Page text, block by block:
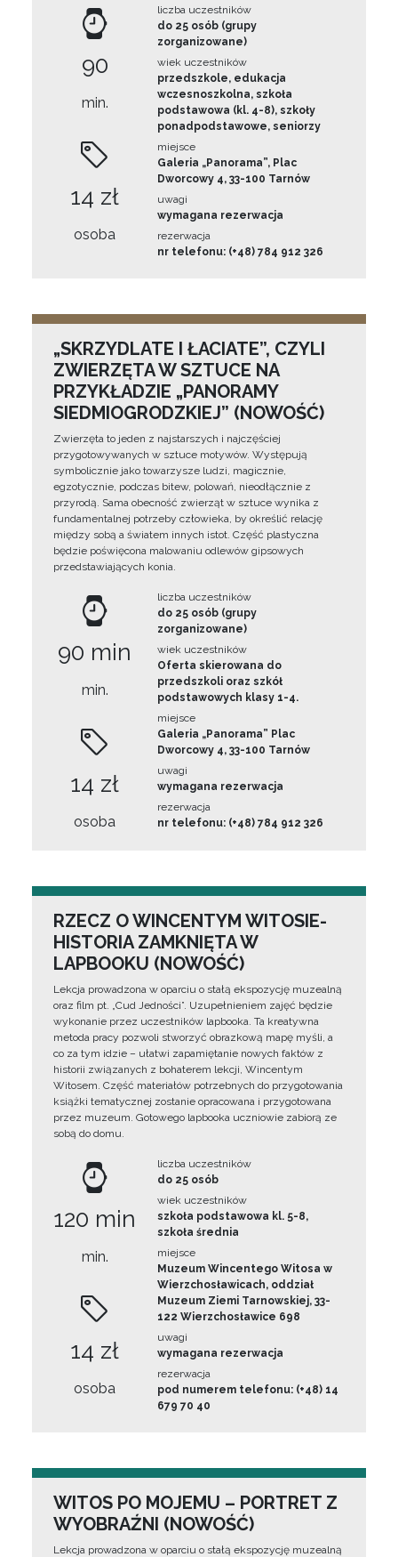
90
min.
14 zł
osoba
liczba uczestników
do 25 osób (grupy
zorganizowane)
wiek uczestników
przedszkole, edukacja
wczesnoszkolna, szkoła
podstawowa (kl. 4-8), szkoły
ponadpodstawowe, seniorzy
miejsce
Galeria „Panorama”, Plac
Dworcowy 4, 33-100 Tarnów
uwagi
wymagana rezerwacja
rezerwacja
nr telefonu: (+48) 784 912 326
„SKRZYDLATE I ŁACIATE”, CZYLI
ZWIERZĘTA W SZTUCE NA
PRZYKŁADZIE „PANORAMY
SIEDMIOGRODZKIEJ” (NOWOŚĆ)
Zwierzęta to jeden z najstarszych i najczęściej
przygotowywanych w sztuce motywów. Występują
symbolicznie jako towarzysze ludzi, magicznie,
egzotycznie, podczas bitew, polowań, nieodłącznie z
przyrodą. Sama obecność zwierząt w sztuce wynika z
fundamentalnej potrzeby człowieka, by określić relację
między sobą a światem innych istot. Część plastyczna
będzie poświęcona malowaniu odlewów gipsowych
przedstawiających konia.
90 min
min.
14 zł
osoba
liczba uczestników
do 25 osób (grupy
zorganizowane)
wiek uczestników
Oferta skierowana do
przedszkoli oraz szkół
podstawowych klasy 1-4.
miejsce
Galeria „Panorama” Plac
Dworcowy 4, 33-100 Tarnów
uwagi
wymagana rezerwacja
rezerwacja
nr telefonu: (+48) 784 912 326
RZECZ O WINCENTYM WITOSIE-
HISTORIA ZAMKNIĘTA W
LAPBOOKU (NOWOŚĆ)
Lekcja prowadzona w oparciu o stałą ekspozycję muzealną
oraz film pt. „Cud Jedności”. Uzupełnieniem zajęć będzie
wykonanie przez uczestników lapbooka. Ta kreatywna
metoda pracy pozwoli stworzyć obrazkową mapę myśli, a
co za tym idzie – ułatwi zapamiętanie nowych faktów z
historii związanych z bohaterem lekcji, Wincentym
Witosem. Część materiałów potrzebnych do przygotowania
książki tematycznej zostanie opracowana i przygotowana
przez muzeum. Gotowego lapbooka uczniowie zabiorą ze
sobą do domu.
120 min
min.
14 zł
osoba
liczba uczestników
do 25 osób
wiek uczestników
szkoła podstawowa kl. 5-8,
szkoła średnia
miejsce
Muzeum Wincentego Witosa w
Wierzchosławicach, oddział
Muzeum Ziemi Tarnowskiej, 33-
122 Wierzchosławice 698
uwagi
wymagana rezerwacja
rezerwacja
pod numerem telefonu: (+48) 14
679 70 40
WITOS PO MOJEMU – PORTRET Z
WYOBRAŹNI (NOWOŚĆ)
Lekcja prowadzona w oparciu o stałą ekspozycję muzealną